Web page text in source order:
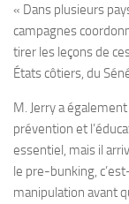
« Dans plusieurs
campagnes
tirer les leçons de
États côtiers, du
M. Jerry a
prévention et
essentiel, mais il
le pre-bunking,
manipulation avant